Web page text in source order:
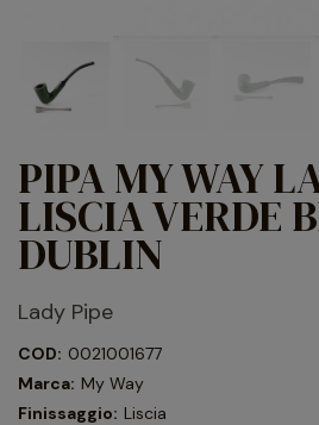
PIPA MY WAY
LISCIA VERDE
DUBLIN
Lady Pipe
COD: 0021001677
Marca: My Way
Finissaggio: Liscia